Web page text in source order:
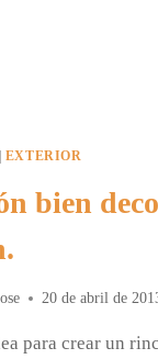
| EXTERIOR
bien
20 de abril de
para crear un